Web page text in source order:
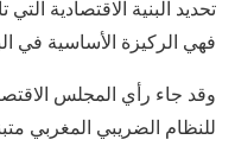
تحديد البنية الاقتصادية التي
فهي الركيزة الأساسية في
وقد جاء رأي المجلس
للنظام الضريبي المغربي